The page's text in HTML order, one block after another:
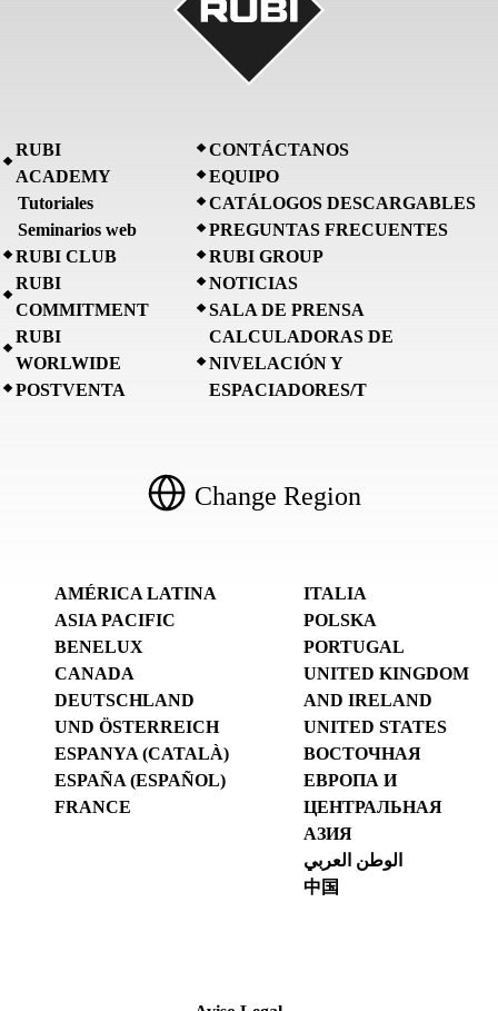
RUBI
ACADEMY
Tutoriales
Seminarios web
RUBI CLUB
RUBI
COMMITMENT
RUBI
WORLWIDE
POSTVENTA
CONTÁCTANOS
EQUIPO
CATÁLOGOS DESCARGABLES
PREGUNTAS FRECUENTES
RUBI GROUP
NOTICIAS
SALA DE PRENSA
CALCULADORAS DE
NIVELACIÓN Y
ESPACIADORES/T
Change Region
AMÉRICA LATINA
ASIA PACIFIC
BENELUX
CANADA
DEUTSCHLAND
UND ÖSTERREICH
ESPANYA (CATALÀ)
ESPAÑA (ESPAÑOL)
FRANCE
ITALIA
POLSKA
PORTUGAL
UNITED KINGDOM
AND IRELAND
UNITED STATES
ВОСТОЧНАЯ
ЕВРОПА И
ЦЕНТРАЛЬНАЯ
АЗИЯ
الوطن العربي
中国